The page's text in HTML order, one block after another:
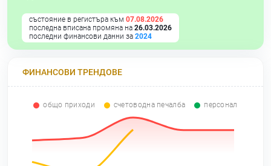
състояние в регистъра към 07.08.2026
последна вписана промяна на 26.03.2026
последни финансови данни за 2024
ФИНАНСОВИ ТРЕНДОВЕ
общо приходи счетоводна печалба персонал